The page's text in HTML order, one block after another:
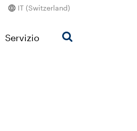
IT (Switzerland)
Servizio